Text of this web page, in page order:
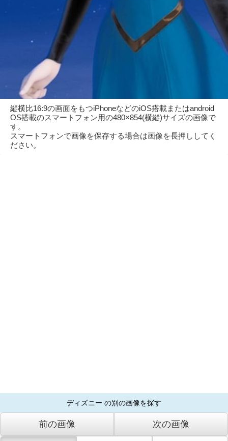
縦横比16:9の画面をもつiPhoneなどのiOS搭載またはandroid
OS搭載のスマートフォン用の480×854(横縦)サイズの画像で
す。
スマートフォンで画像を保存する場合は画像を長押ししてく
ださい。
ディズニー の別の画像を探す
前の画像 次の画像